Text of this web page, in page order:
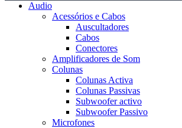
Audio
Acessórios e Cabos
Auscultadores
Cabos
Conectores
Amplificadores de Som
Colunas
Colunas Activa
Colunas Passivas
Subwoofer activo
Subwoofer Passivo
Microfones